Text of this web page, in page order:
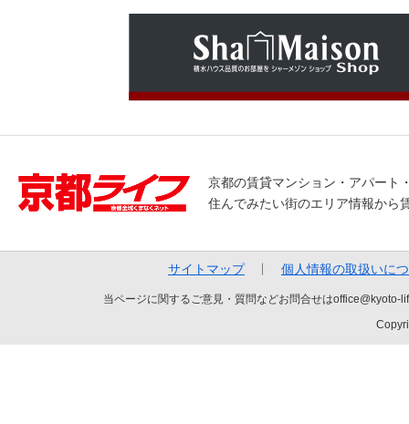
京都の賃貸マンション・アパート
住んでみたい街のエリア情報から
サイトマップ 個人情報の取扱いに
当ページに関するご意見・質問などお問合せは